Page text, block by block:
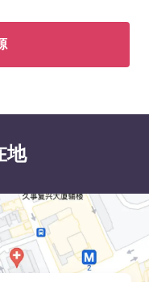
地